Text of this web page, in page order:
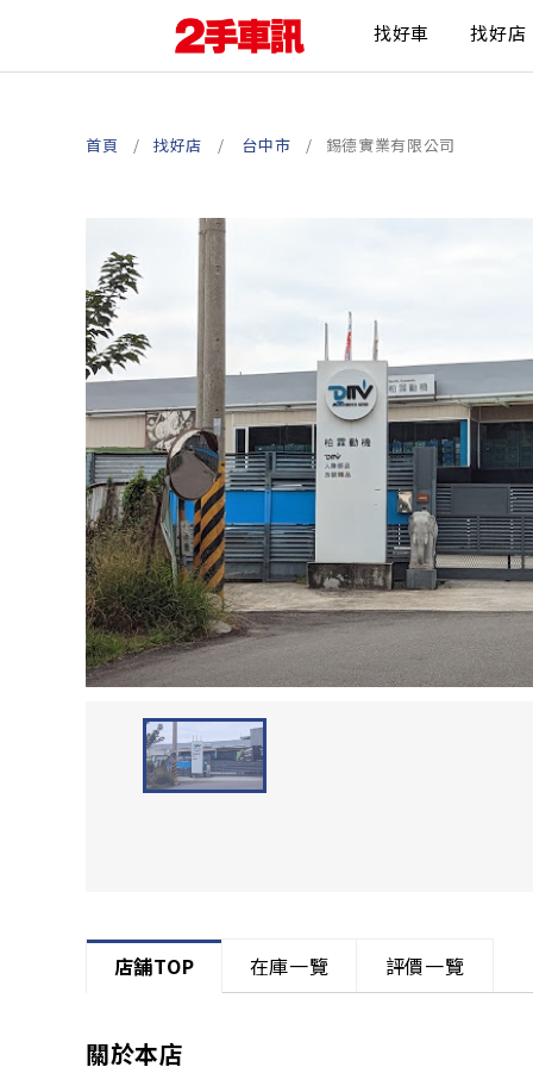
找好車 找好店
首頁 找好店 台中市 錫德實業有限公司
店舗TOP 在庫一覽 評價一覽
關於本店